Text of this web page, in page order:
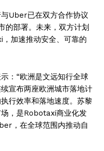
Uber已在双方合作协议
的部署。未来，双方计划
加速推动安全、可靠的
：“欧洲是文远知行全球
宣布两座欧洲城市落地计
行效率和落地速度。苏黎
，是Robotaxi商业化发
，在全球范围内推动自